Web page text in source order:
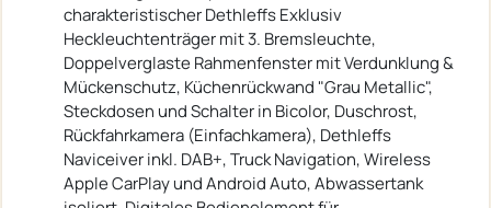
charakteristischer Dethleffs Exklusiv
Heckleuchtenträger mit 3. Bremsleuchte,
Doppelverglaste Rahmenfenster mit Verdunklung &
Mückenschutz, Küchenrückwand "Grau Metallic",
Steckdosen und Schalter in Bicolor, Duschrost,
Rückfahrkamera (Einfachkamera), Dethleffs
Naviceiver inkl. DAB+, Truck Navigation, Wireless
Apple CarPlay und Android Auto, Abwassertank